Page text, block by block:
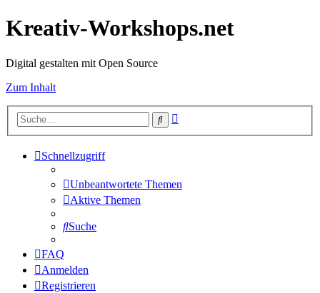
Kreativ-Workshops.net
Digital gestalten mit Open Source
Zum Inhalt
Suche
Schnellzugriff
Unbeantwortete Themen
Aktive Themen
Suche
FAQ
Anmelden
Registrieren